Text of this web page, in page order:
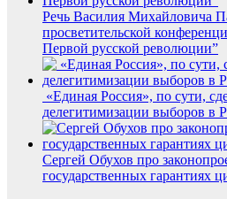
Речь Василия Михайловича
просветительской
Первой русской революции”
«Единая Россия», по сути,
делегитимизации выборов в
Сергей Обухов про
государственных гарантиях